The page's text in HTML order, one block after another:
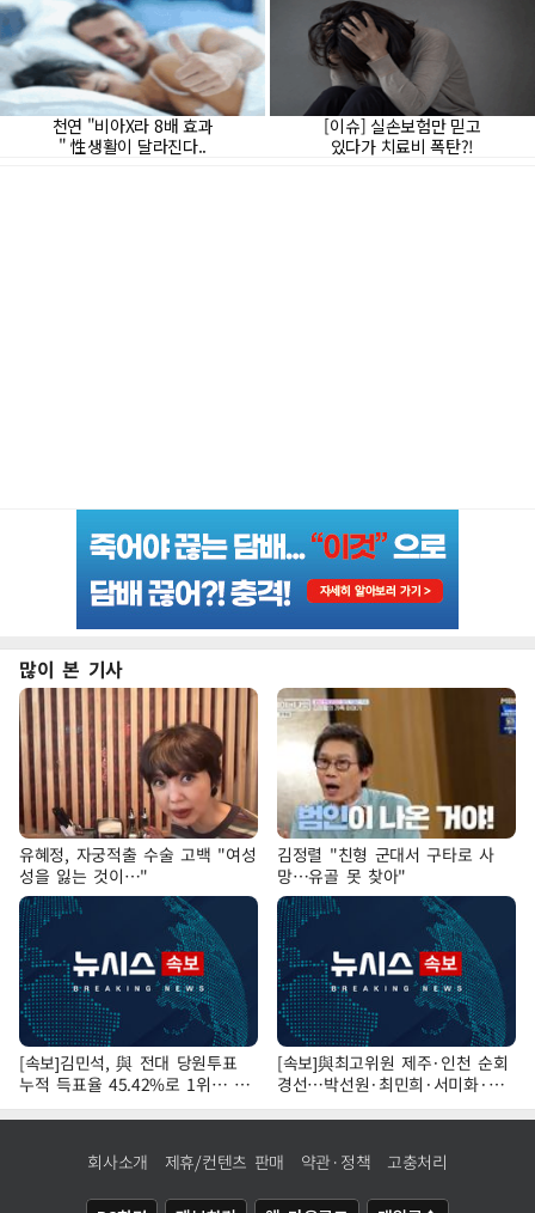
많이 본 기사
유혜정, 자궁적출 수술 고백 "여성
성을 잃는 것이…"
김정렬 "친형 군대서 구타로 사
망…유골 못 찾아"
[속보]김민석, 與 전대 당원투표
누적 득표율 45.42%로 1위… 정
청래 44.56%
[속보]與최고위원 제주·인천 순회
경선…박선원·최민희·서미화·한
민수·김용 순
회사소개 제휴/컨텐츠 판매 약관·정책 고충처리